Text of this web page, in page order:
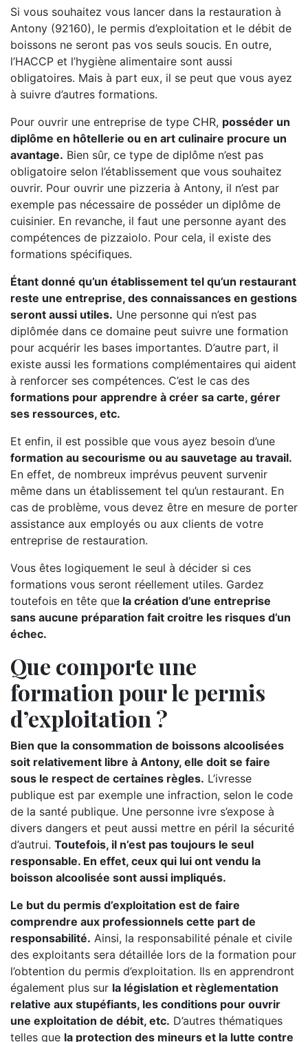
Si vous souhaitez vous lancer dans la restauration à
Antony (92160), le permis d’exploitation et le débit de
boissons ne seront pas vos seuls soucis. En outre,
l’HACCP et l’hygiène alimentaire sont aussi
obligatoires. Mais à part eux, il se peut que vous ayez
à suivre d’autres formations.
Pour ouvrir une entreprise de type CHR, posséder un
diplôme en hôtellerie ou en art culinaire procure un
avantage. Bien sûr, ce type de diplôme n’est pas
obligatoire selon l’établissement que vous souhaitez
ouvrir. Pour ouvrir une pizzeria à Antony, il n’est par
exemple pas nécessaire de posséder un diplôme de
cuisinier. En revanche, il faut une personne ayant des
compétences de pizzaiolo. Pour cela, il existe des
formations spécifiques.
Étant donné qu’un établissement tel qu’un restaurant
reste une entreprise, des connaissances en gestions
seront aussi utiles. Une personne qui n’est pas
diplômée dans ce domaine peut suivre une formation
pour acquérir les bases importantes. D’autre part, il
existe aussi les formations complémentaires qui aident
à renforcer ses compétences. C’est le cas des
formations pour apprendre à créer sa carte, gérer
ses ressources, etc.
Et enfin, il est possible que vous ayez besoin d’une
formation au secourisme ou au sauvetage au travail.
En effet, de nombreux imprévus peuvent survenir
même dans un établissement tel qu’un restaurant. En
cas de problème, vous devez être en mesure de porter
assistance aux employés ou aux clients de votre
entreprise de restauration.
Vous êtes logiquement le seul à décider si ces
formations vous seront réellement utiles. Gardez
toutefois en tête que la création d’une entreprise
sans aucune préparation fait croitre les risques d’un
échec.
Que comporte une
formation pour le permis
d’exploitation ?
Bien que la consommation de boissons alcoolisées
soit relativement libre à Antony, elle doit se faire
sous le respect de certaines règles. L’ivresse
publique est par exemple une infraction, selon le code
de la santé publique. Une personne ivre s’expose à
divers dangers et peut aussi mettre en péril la sécurité
d’autrui. Toutefois, il n’est pas toujours le seul
responsable. En effet, ceux qui lui ont vendu la
boisson alcoolisée sont aussi impliqués.
Le but du permis d’exploitation est de faire
comprendre aux professionnels cette part de
responsabilité. Ainsi, la responsabilité pénale et civile
des exploitants sera détaillée lors de la formation pour
l’obtention du permis d’exploitation. Ils en apprendront
également plus sur la législation et règlementation
relative aux stupéfiants, les conditions pour ouvrir
une exploitation de débit, etc. D’autres thématiques
telles que la protection des mineurs et la lutte contre